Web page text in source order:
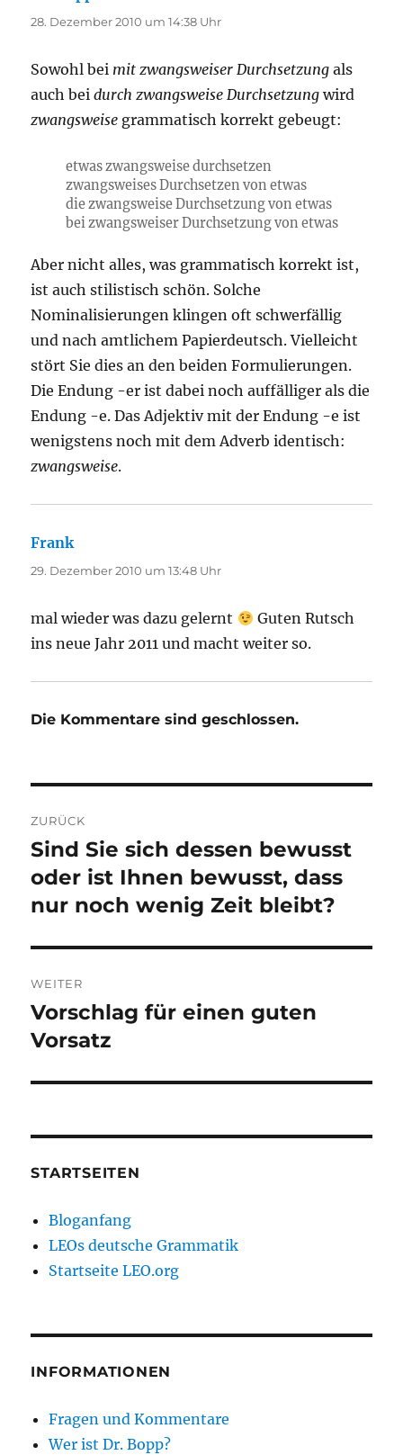
28. Dezember 2010 um 14:38 Uhr
Sowohl bei mit zwangsweiser Durchsetzung als
auch beidurch zwangsweise Durchsetzung wird
zwangsweise grammatisch korrekt gebeugt:
etwas zwangsweise durchsetzen
zwangsweises Durchsetzen von etwas
die zwangsweise Durchsetzung von etwas
bei zwangsweiser Durchsetzung von etwas
Aber nicht alles, was grammatisch korrekt ist,
ist auch stilistisch schön. Solche
Nominalisierungen klingen oft schwerfällig
und nach amtlichem Papierdeutsch. Vielleicht
stört Sie dies an den beiden Formulierungen.
Die Endung -er ist dabei noch auffälliger als die
Endung -e. Das Adjektiv mit der Endung -e ist
wenigstens noch mit dem Adverb identisch:
zwangsweise.
Franksagt:
29. Dezember 2010 um 13:48 Uhr
mal wieder was dazu gelernt
Guten Rutsch
ins neue Jahr 2011 und macht weiter so.
Die Kommentare sind geschlossen.
ZURÜCK
Vorheriger
Beitrag:
Sind Sie sich dessen bewusst
oder ist Ihnen bewusst, dass
nur noch wenig Zeit bleibt?
WEITER
Nächster
Beitrag:
Vorschlag für einen guten
Vorsatz
STARTSEITEN
Bloganfang
LEOs deutsche Grammatik
Startseite LEO.org
INFORMATIONEN
Fragen und Kommentare
Wer ist Dr. Bopp?